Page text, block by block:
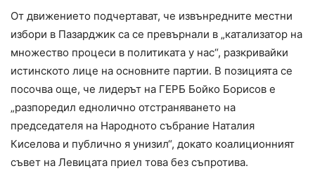
От движението подчертават, че извънредните местни
избори в Пазарджик са се превърнали в „катализатор на
множество процеси в политиката у нас“, разкривайки
истинското лице на основните партии. В позицията се
посочва още, че лидерът на ГЕРБ Бойко Борисов е
„разпоредил еднолично отстраняването на
председателя на Народното събрание Наталия
Киселова и публично я унизил“, докато коалиционният
съвет на Левицата приел това без съпротива.